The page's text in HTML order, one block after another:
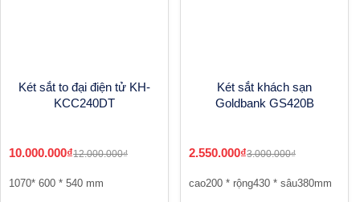
Két sắt to đại điện tử KH-
KCC240DT
10.000.000₫12.000.000₫
1070* 600 * 540 mm
Két sắt khách sạn
Goldbank GS420B
2.550.000₫3.000.000₫
cao200 * rộng430 * sâu380mm